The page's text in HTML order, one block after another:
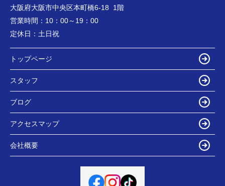
大阪府大阪市中央区本町橋6-18 1階
営業時間： 10：00～19：00
定休日： 土日祝
トップページ
スタッフ
ブログ
アクセスマップ
会社概要